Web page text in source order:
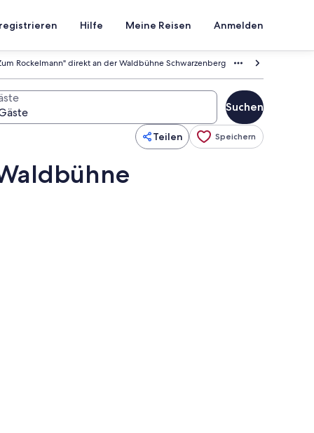
Hilfe Meine Reisen Anmelden
Rockelmann" direkt an der Waldbühne Schwarzenberg
Suchen
Teilen Speichern